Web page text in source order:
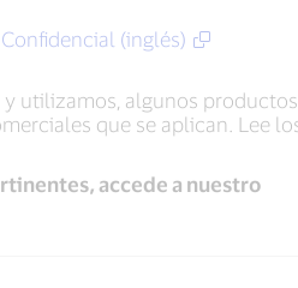
(inglés)
utilizamos, algunos
que se aplican. Lee
accede a nuestro